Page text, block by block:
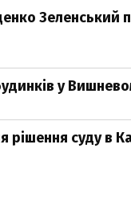
Зеленський
у
суду в